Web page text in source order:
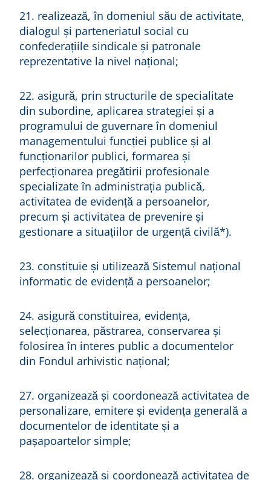
21. realizează, în domeniul său de activitate,
dialogul și parteneriatul social cu
confederațiile sindicale și patronale
reprezentative la nivel național;
22. asigură, prin structurile de specialitate
din subordine, aplicarea strategiei și a
programului de guvernare în domeniul
managementului funcției publice și al
funcționarilor publici, formarea și
perfecționarea pregătirii profesionale
specializate în administrația publică,
activitatea de evidență a persoanelor,
precum și activitatea de prevenire și
gestionare a situațiilor de urgență civilă*).
23. constituie și utilizează Sistemul național
informatic de evidență a persoanelor;
24. asigură constituirea, evidența,
selecționarea, păstrarea, conservarea și
folosirea în interes public a documentelor
din Fondul arhivistic național;
27. organizează și coordonează activitatea de
personalizare, emitere și evidența generală a
documentelor de identitate și a
pașapoartelor simple;
28. organizează și coordonează activitatea de